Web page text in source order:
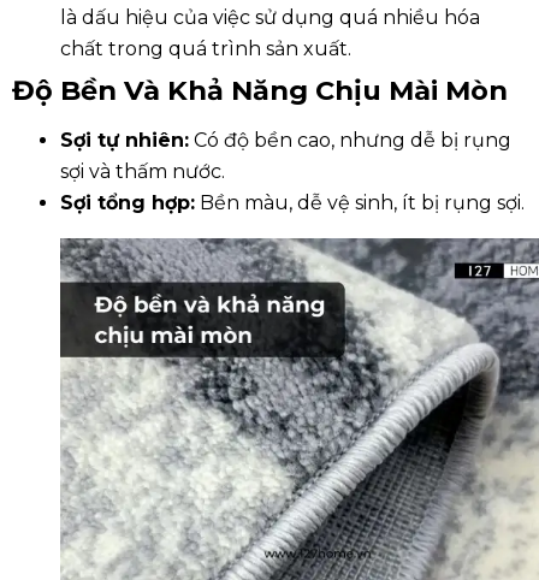
là dấu hiệu của việc sử dụng quá nhiều hóa
chất trong quá trình sản xuất.
Độ Bền Và Khả Năng Chịu Mài Mòn
Sợi tự nhiên: Có độ bền cao, nhưng dễ bị rụng
sợi và thấm nước.
Sợi tổng hợp: Bền màu, dễ vệ sinh, ít bị rụng sợi.